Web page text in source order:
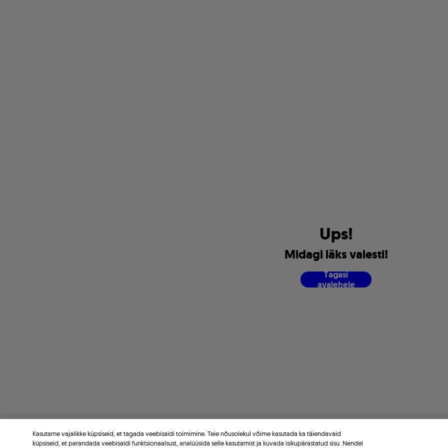
Ups!
Midagi läksvalesti!
Tagasi
avalehele
Kasutame vajalikke küpsiseid, et tagada veebisaidi toimimine. Teie nõusolekul võime kasutada ka täiendavaid
küpsiseid, et parandada veebisaidi funktsionaalsust, analüüsida selle kasutamist ja kuvada isikupärastatud sisu. Nendel